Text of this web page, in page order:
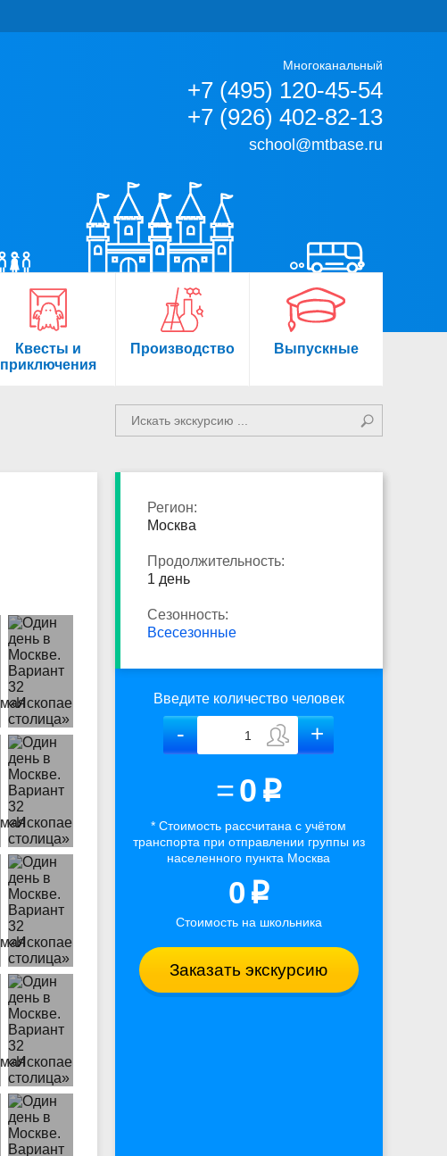
Многоканальный
+7 (495) 120-45-54
+7 (926) 402-82-13
school@mtbase.ru
Квесты и
приключения
Производство Выпускные
Регион:
Москва
Продолжительность:
1 день
Сезонность:
Всесезонные
Введите количество человек
=0 p
* Стоимость рассчитанас учётом
транспорта при отправлении группы из
населенного пункта Москва
0 p
Стоимость на школьника
Заказать экскурсию